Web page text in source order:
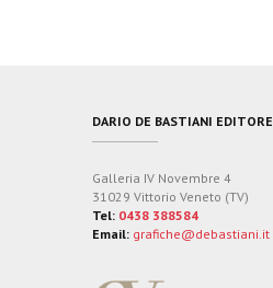
DARIO DE BASTIANI EDITORE
Galleria IV Novembre 4
31029 Vittorio Veneto (TV)
Tel: 0438 388584
Email: grafiche@debastiani.it